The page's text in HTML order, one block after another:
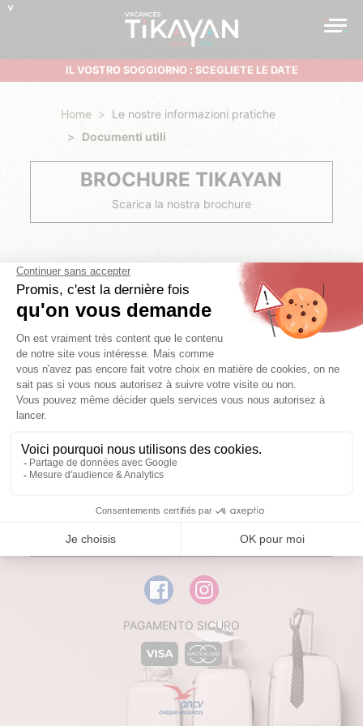
IL VOSTRO SOGGIORNO : SCEGLIETE LE DATE
Home
Le nostre informazioni pratiche
Documenti utili
BROCHURE TIKAYAN
Scarica la nostra brochure
NOUVEL ÉLÉMENT
NOUVEL ÉLÉMENT
PAGAMENTO SICURO